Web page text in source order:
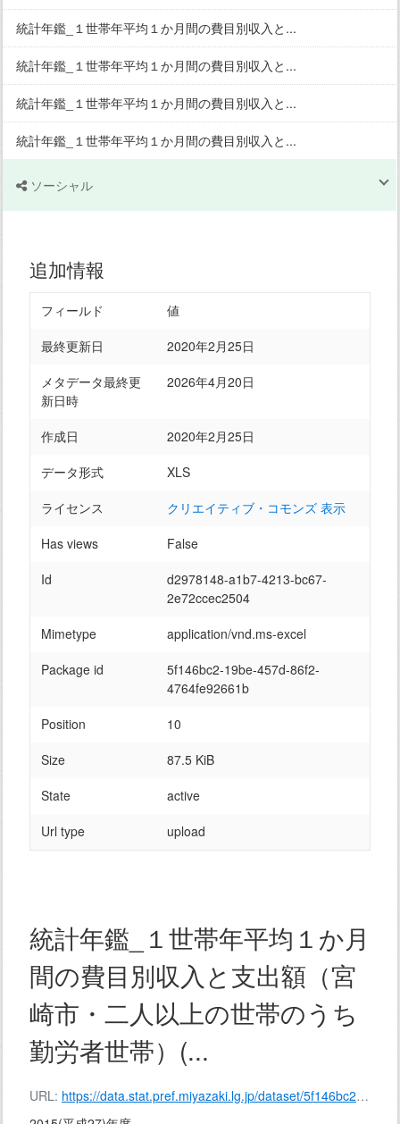
統計年鑑_１世帯年平均１か月
間の費目別収入と支出額（宮
崎市・二人以上の世帯のうち
勤労者世帯）(...
URL: https://data.stat.pref.miyazaki.lg.jp/dataset/5f146bc2-19be-457d-86f2-4764fe92661b/resource/d2978148-a1b7-4213-bc67-2e72ccec2504/download/%E7%B5%B1%E8%A8%88%E5%B9%B4%E9%91%91_%EF%BC%91%E4%B8%96%E5%B8%AF%E5%B9%B4%E5%B9%B3%E5%9D%87%EF%BC%91%E3%81%8B%E6%9C%88%E9%96%93%E3%81%AE%E8%B2%BB%E7%9B%AE%E5%88%A5%E5%8F%8E%E5%85%A5%E3%81%A8%E6%94%AF%E5%87%BA%E9%A1%8D%EF%BC%88%E5%AE%AE%E5%B4%8E%E5%B8%82%E3%83%BB%E4%BA%8C%E4%BA%BA%E4%BB%A5%E4%B8%8A%E3%81%AE%E4%B8%96%E5%B8%AF%E3%81%AE%E3%81%86%E3%81%A1%E5%8B%A4%E5%8A%B4%E8%80%85%E4%B8%96%E5%B8%AF%EF%BC%89(%E5%B9%B3%E6%88%9027%E5%B9%B4%E5%BA%A6%EF%BC%89_2015.xls
統計年鑑_１世帯年平均１か月間の費目別収入と...
統計年鑑_１世帯年平均１か月間の費目別収入と...
統計年鑑_１世帯年平均１か月間の費目別収入と...
統計年鑑_１世帯年平均１か月間の費目別収入と...
ソーシャル
追加情報
フィールド
値
最終更新日
2020年2月25日
メタデータ最終更
新日時
2026年4月20日
作成日
2020年2月25日
データ形式
XLS
ライセンス
クリエイティブ・コモンズ 表示
Has views
False
Id
d2978148-a1b7-4213-bc67-
2e72ccec2504
Mimetype
application/vnd.ms-excel
Package id
5f146bc2-19be-457d-86f2-
4764fe92661b
Position
10
Size
87.5 KiB
State
active
Url type
upload